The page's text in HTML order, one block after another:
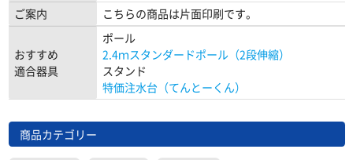
ご案内
こちらの商品は片面印刷です。
おすすめ
適合器具
ポール
2.4ｍスタンダードポール（2段伸縮）
スタンド
特価注水台（てんとーくん）
商品カテゴリー